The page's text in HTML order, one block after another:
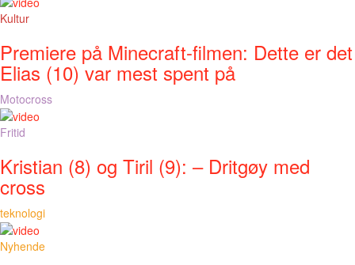
Kultur
Premiere på Minecraft-filmen: Dette er det
Elias (10) var mest spent på
Motocross
Fritid
Kristian (8) og Tiril (9): – Dritgøy med
cross
teknologi
Nyhende